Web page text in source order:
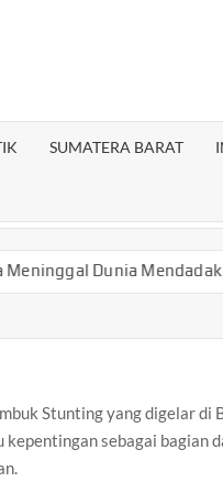
SUMATERA BARAT
Mendadak di
Stunting yang digelar di
sebagai bagian